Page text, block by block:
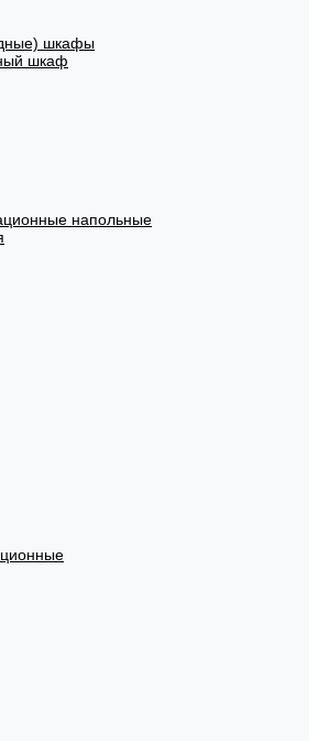
шкафы
шкаф
напольные